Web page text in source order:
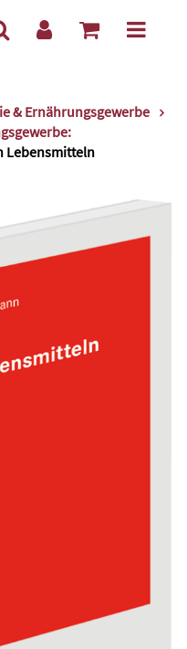
& Ernährungsgewerbe
Lebensmitteln